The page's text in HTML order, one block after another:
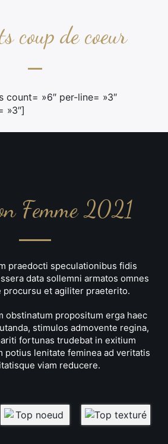
coup de coeur
count= »6″ per-line= »3″
»3″]
Femme 2021
praedocti speculationibus fidis
data sollemni armatos omnes
procursu et agiliter praeterito.
obstinatum propositum erga haec
stimulos admovente regina,
fortunas trudebat in exitium
potius lenitate feminea ad veritatis
viam reducere.